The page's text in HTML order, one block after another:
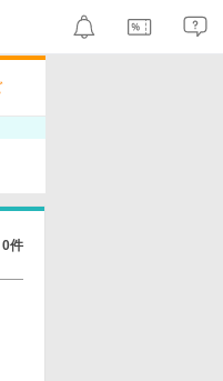
0件